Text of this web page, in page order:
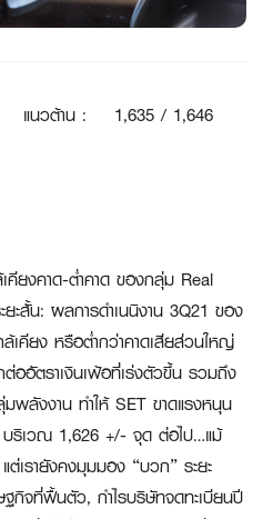
แนวต้าน : 1,635 / 1,646
คียงคาด-ต่ำคาด ของกลุ่ม Real
ะสั้น: ผลการดำเนนิงาน 3Q21 ของ
คียง หรือต่ำกว่าคาดเสียส่วนใหญ่
ออัตราเงินเฟ้อที่เร่งตัวขึ้น รวมถึง
พลังงาน ทำให้ SET ขาดแรงหนุน
บริเวณ 1,626 +/- จุด ต่อไป…แม้
ต่เรายังคงมุมมอง “บวก” ระยะ
ฐกิจที่ฟื้นตัว, กำไรบริษัทจดทะเบียนปี